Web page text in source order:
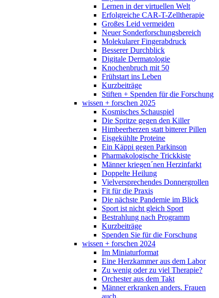
Lernen in der virtuellen Welt
Erfolgreiche CAR-T-Zelltherapie
Großes Leid vermeiden
Neuer Sonderforschungsbereich
Molekularer Fingerabdruck
Besserer Durchblick
Digitale Dermatologie
Knochenbruch mit 50
Frühstart ins Leben
Kurzbeiträge
Stiften + Spenden für die Forschung
wissen + forschen 2025
Kosmisches Schauspiel
Die Spritze gegen den Killer
Himbeerherzen statt bitterer Pillen
Eisgekühlte Proteine
Ein Käppi gegen Parkinson
Pharmakologische Trickkiste
Männer kriegen´nen Herzinfarkt
Doppelte Heilung
Vielversprechendes Donnergrollen
Fit für die Praxis
Die nächste Pandemie im Blick
Sport ist nicht gleich Sport
Bestrahlung nach Programm
Kurzbeiträge
Spenden Sie für die Forschung
wissen + forschen 2024
Im Miniaturformat
Eine Herzkammer aus dem Labor
Zu wenig oder zu viel Therapie?
Orchester aus dem Takt
Männer erkranken anders. Frauen
auch.